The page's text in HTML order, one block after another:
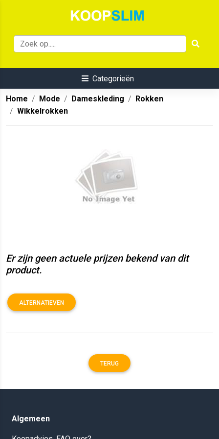
Categorieën
Home Mode Dameskleding
Rokken
Wikkelrokken
Er zijn geen actuele prijzen bekend van dit
product.
ALTERNATIEVEN
TERUG
Algemeen